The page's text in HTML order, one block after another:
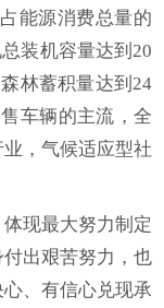
能源消费总量的
装机容量达到20
林蓄积量达到24
车辆的主流，全
，气候适应型社
现最大努力制定
出艰苦努力，也
、有信心兑现承